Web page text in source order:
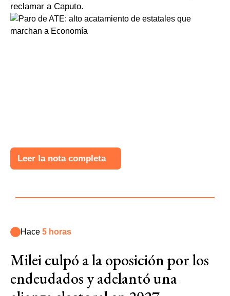
reclamar a Caputo.
Leer la nota completa
Hace 5 horas
Milei culpó a la oposición por los
endeudados y adelantó una